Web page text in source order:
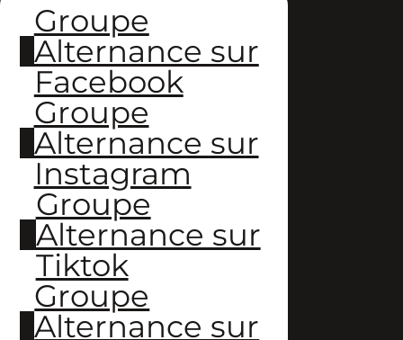
Groupe
Alternance sur
Facebook
Groupe
Alternance sur
Instagram
Groupe
Alternance sur
Tiktok
Groupe
Alternance sur